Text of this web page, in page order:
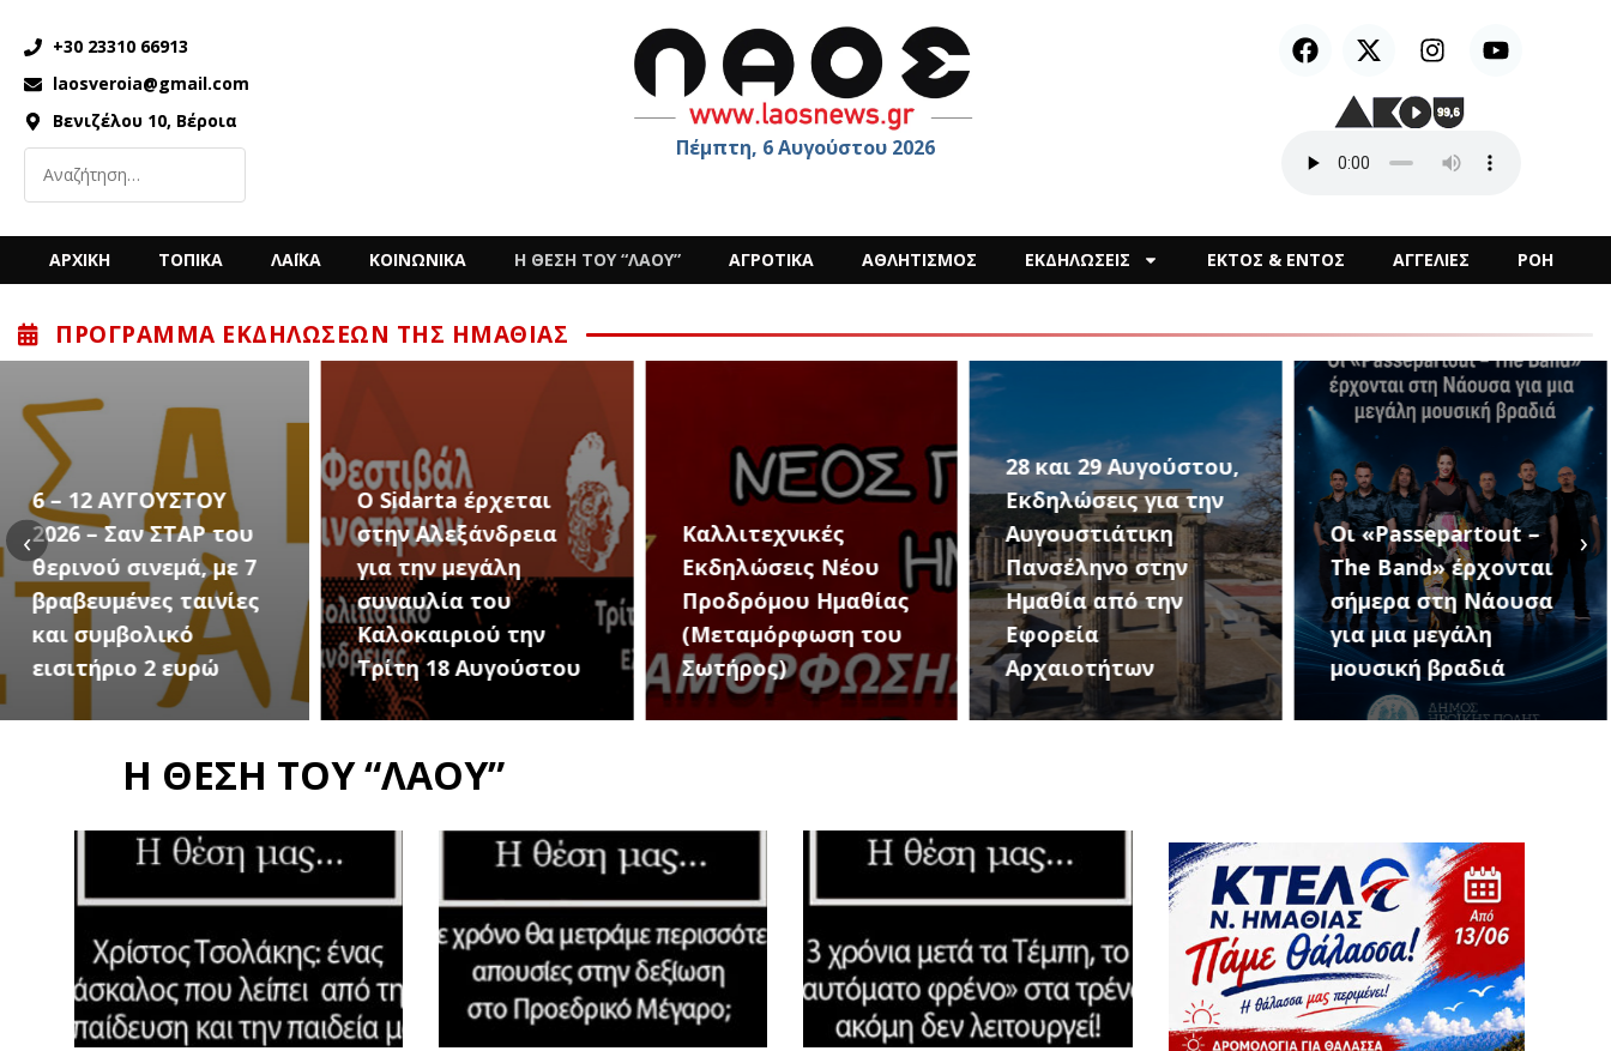
+30 23310 66913
laosveroia@gmail.com
Βενιζέλου 10, Βέροια
Πέμπτη, 6 Αυγούστου 2026
ΑΡΧΙΚΗ ΤΟΠΙΚΑ ΛΑΪΚΑ ΚΟΙΝΩΝΙΚΑ Η ΘΕΣΗ ΤΟΥ “ΛΑΟΥ” ΑΓΡΟΤΙΚΑ ΑΘΛΗΤΙΣΜΟΣ ΕΚΔΗΛΩΣΕΙΣ ΕΚΤΟΣ & ΕΝΤΟΣ ΑΓΓΕΛΙΕΣ ΡΟΗ
ΠΡΌΓΡΑΜΜΑ ΕΚΔΗΛΏΣΕΩΝ ΤΗΣ ΗΜΑΘΊΑΣ
Ο Sidarta έρχεται
στην Αλεξάνδρεια
για την μεγάλη
συναυλία του
Καλοκαιριού την
Τρίτη 18 Αυγούστου
Καλλιτεχνικές
Εκδηλώσεις Νέου
Προδρόμου Ημαθίας
(Μεταμόρφωση του
Σωτήρος)
28 και 29 Αυγούστου,
Εκδηλώσεις για την
Αυγουστιάτικη
Πανσέληνο στην
Ημαθία από την
Εφορεία
Αρχαιοτήτων
Οι «Passepartout –
The Band» έρχονται
σήμερα στη Νάουσα
για μια μεγάλη
μουσική βραδιά
1ο Μουσικό
Φεστιβάλ
Κοινοτήτων Δήμου
Αλεξάνδρειας (18
Αυγούστου – 10
Σεπτεμβρίου)
‹ ›
Η ΘΕΣΗ ΤΟΥ “ΛΑΟΥ”